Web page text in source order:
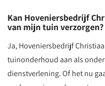
Kan Hoveniersbedrijf
van mijn tuin verzorgen?
Ja, Hoveniersbedrijf
tuinonderhoud aan als
dienstverlening. Of het nu